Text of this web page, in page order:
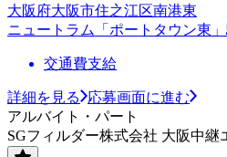
大阪府大阪市住之江区南港東
ニュートラム「ポートタウン東
交通費支給
詳細を見る
応募画面に進む
アルバイト・パート
SGフィルダー株式会社 大阪中継